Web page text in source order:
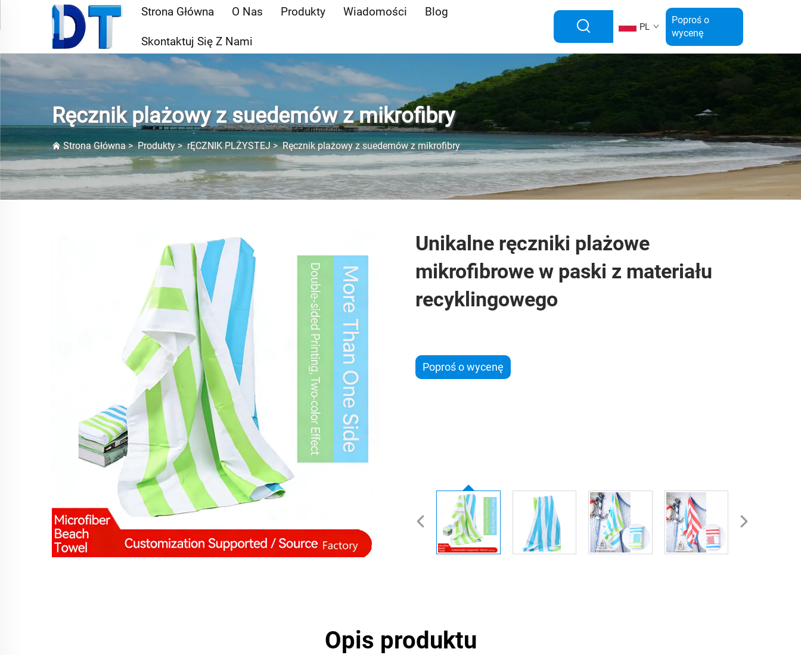
Strona Główna O Nas Produkty Wiadomości Blog
Skontaktuj Się Z Nami
PL
Poproś o
wycenę
Ręcznik plażowy z suedemów z mikrofibry
Strona Główna>Produkty>rĘCZNIK PLŻYSTEJ>Ręcznik plażowy z suedemów z mikrofibry
Unikalne ręczniki plażowe
mikrofibrowe w paski z materiału
recyklingowego
Poproś o wycenę
Opis produktu